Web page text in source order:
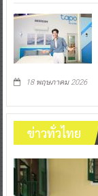
18 พฤษภาคม 2026
ข่าวทั่วไทย